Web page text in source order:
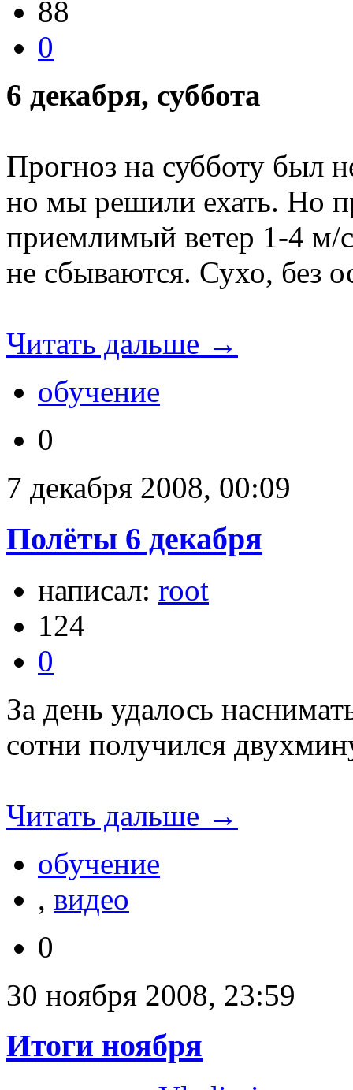
88
0
6 декабря, суббота
Прогноз на субботу был
но мы решили ехать. Но
приемлимый ветер 1-4 м/
не сбываются. Сухо, без
Читать дальше →
обучение
0
7 декабря 2008, 00:09
Полёты 6 декабря
написал: root
124
0
За день удалось
сотни получился
Читать дальше →
обучение
, видео
0
30 ноября 2008, 23:59
Итоги ноября